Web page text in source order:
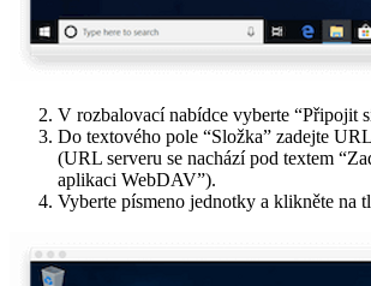
V rozbalovací nabídce vyberte “Připojit
Do textového pole “Složka” zadejte
(URL serveru se nachází pod textem
aplikaci WebDAV”).
Vyberte písmeno jednotky a klikněte na